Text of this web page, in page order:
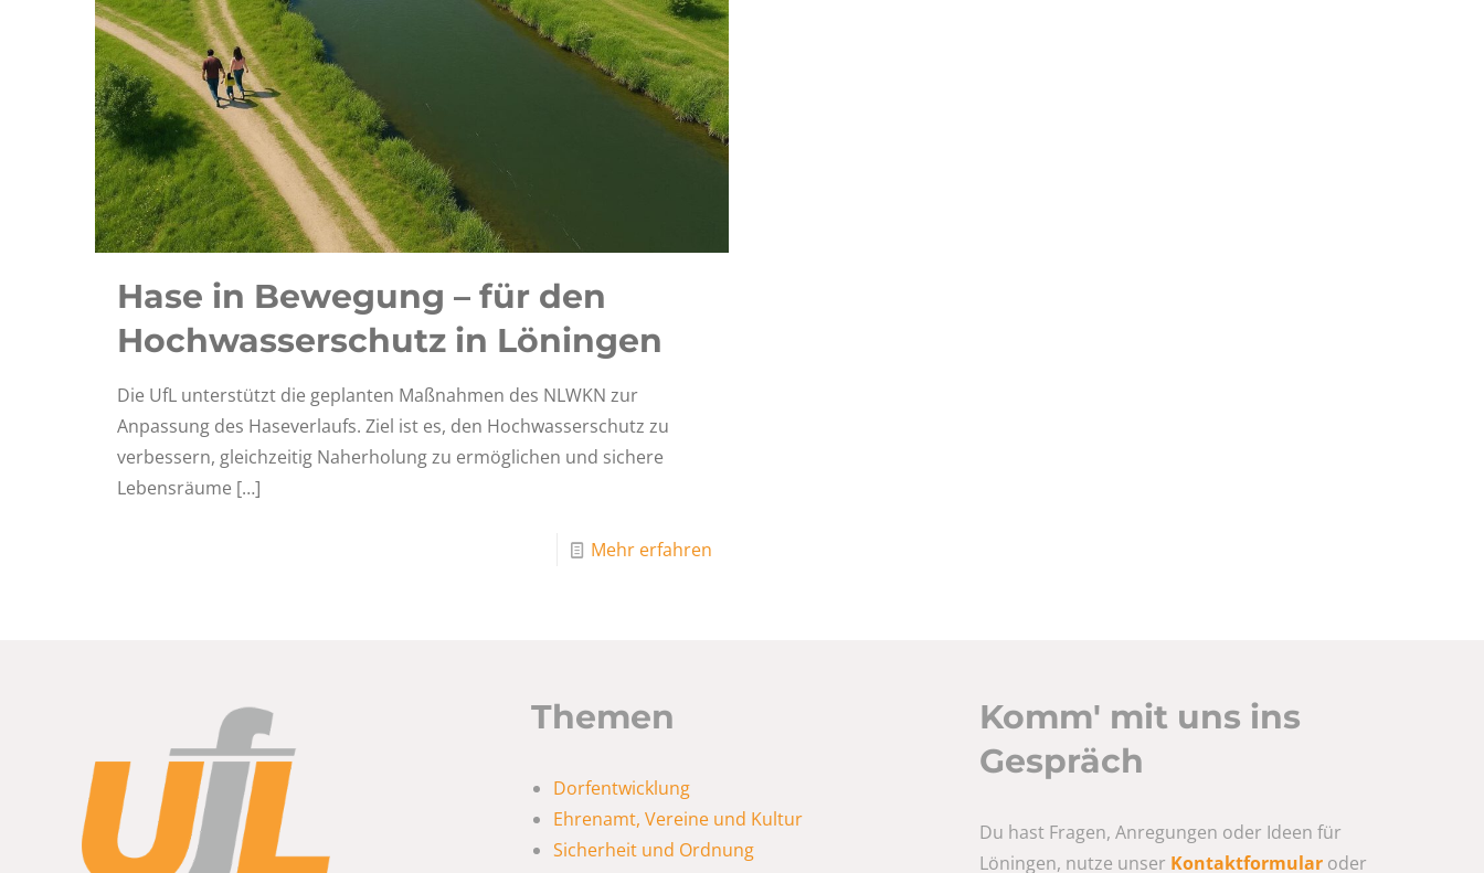
Hase in Bewegung – für den
Hochwasserschutz in Löningen
Die UfL unterstützt die geplanten Maßnahmen des NLWKN zur
Anpassung des Haseverlaufs. Ziel ist es, den Hochwasserschutz zu
verbessern, gleichzeitig Naherholung zu ermöglichen und sichere
Lebensräume […]
Mehr erfahren
Themen
Dorfentwicklung
Ehrenamt, Vereine und Kultur
Sicherheit und Ordnung
Komm' mit uns ins
Gespräch
Du hast Fragen, Anregungen oder Ideen für
Löningen, nutze unser Kontaktformular oder